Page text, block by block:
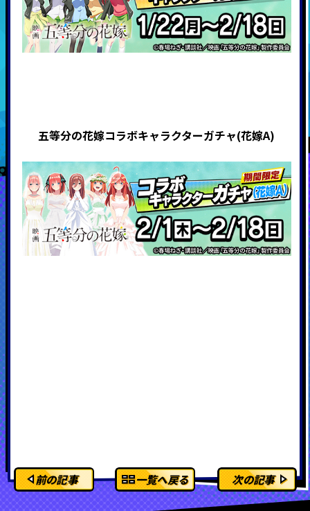
五等分の花嫁コラボキャラクターガチャ(花嫁A)
前の記事 一覧へ戻る 次の記事